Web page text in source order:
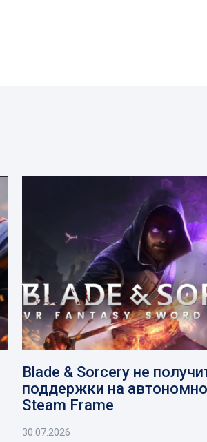
Blade & Sorcery не
поддержки на
Steam Frame
30.07.2026